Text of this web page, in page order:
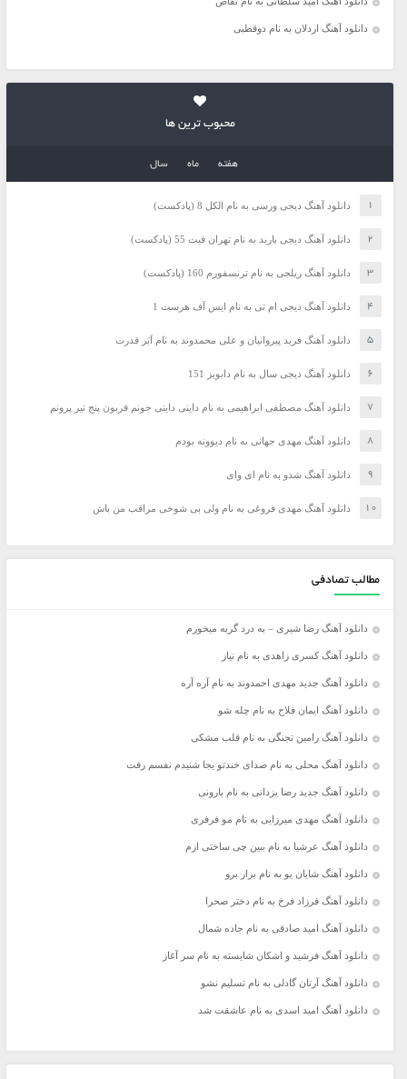
دانلود آهنگ اردلان به نام دوقطبی
محبوب ترین ها
هفته ماه سال
دانلود آهنگ دیجی ورسی به نام الکل 8 (پادکست)
دانلود آهنگ دیجی باربد به نام تهران فیت 55 (پادکست)
دانلود آهنگ ریلجی به نام ترنسفورم 160 (پادکست)
دانلود آهنگ دیجی ام تی به نام ایس آف هرست 1
دانلود آهنگ فرید پیروانیان و علی محمدوند به نام اَبَر قدرت
دانلود آهنگ دیجی سال به نام دابویز 151
دانلود آهنگ مصطفی ابراهیمی به نام داینی داینی جونم قربون پنج تیر پرونم
دانلود آهنگ مهدی جهانی به نام دیوونه بودم
دانلود آهنگ شدو به نام ای وای
دانلود آهنگ مهدی فروغی به نام ولی بی شوخی مراقب من باش
مطالب تصادفی
دانلود آهنگ رضا شیری – به درد گریه میخورم
دانلود آهنگ کسری زاهدی به نام نیاز
دانلود آهنگ جدید مهدی احمدوند به نام آره آره
دانلود آهنگ ایمان فلاح به نام چله شو
دانلود آهنگ رامین تجنگی به نام قلب مشکی
دانلود آهنگ محلی به نام صدای خندتو یجا شنیدم نفسم رفت
دانلود آهنگ جدید رضا یزدانی به نام بارونی
دانلود آهنگ مهدی میرزایی به نام مو فرفری
دانلود آهنگ عرشیا به نام ببین چی ساختی ازم
دانلود آهنگ شایان یو به نام بزار برو
دانلود آهنگ فرزاد فرخ به نام دختر صحرا
دانلود آهنگ امید صادقی به نام جاده شمال
دانلود آهنگ فرشید و اشکان شایسته به نام سر آغاز
دانلود آهنگ آرتان گادلی به نام تسلیم نشو
دانلود آهنگ امید اسدی به نام عاشقت شد